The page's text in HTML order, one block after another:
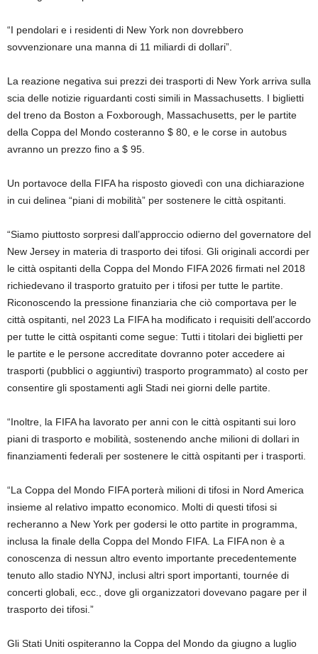
“I pendolari e i residenti di New York non dovrebbero
sovvenzionare una manna di 11 miliardi di dollari”.
La reazione negativa sui prezzi dei trasporti di New York arriva sulla
scia delle notizie riguardanti costi simili in Massachusetts. I biglietti
del treno da Boston a Foxborough, Massachusetts, per le partite
della Coppa del Mondo costeranno $ 80, e le corse in autobus
avranno un prezzo fino a $ 95.
Un portavoce della FIFA ha risposto giovedì con una dichiarazione
in cui delinea “piani di mobilità” per sostenere le città ospitanti.
“Siamo piuttosto sorpresi dall’approccio odierno del governatore del
New Jersey in materia di trasporto dei tifosi. Gli originali accordi per
le città ospitanti della Coppa del Mondo FIFA 2026 firmati nel 2018
richiedevano il trasporto gratuito per i tifosi per tutte le partite.
Riconoscendo la pressione finanziaria che ciò comportava per le
città ospitanti, nel 2023 ⁠La FIFA ha modificato i requisiti dell’accordo
per tutte le città ospitanti come segue: ⁠Tutti i titolari dei biglietti per
le partite e le persone accreditate dovranno poter accedere ai
trasporti (pubblici o aggiuntivi) trasporto programmato) al costo per
consentire gli spostamenti agli Stadi nei giorni delle partite.
“Inoltre, la FIFA ha lavorato per anni con le città ospitanti sui loro
piani di trasporto e mobilità, sostenendo anche milioni di dollari in
finanziamenti federali per sostenere le città ospitanti per i trasporti.
“La Coppa del Mondo FIFA porterà milioni di tifosi in Nord America
insieme al relativo impatto economico. Molti di questi tifosi si
recheranno a New York per godersi le ‌otto partite in programma,
inclusa la finale della Coppa del Mondo FIFA. La FIFA non è a
conoscenza di nessun altro evento importante precedentemente
tenuto allo stadio NYNJ, inclusi altri sport importanti, tournée di
concerti globali, ecc., dove gli organizzatori dovevano pagare per il
trasporto dei tifosi.”
Gli Stati Uniti ospiteranno la Coppa del Mondo da giugno a luglio